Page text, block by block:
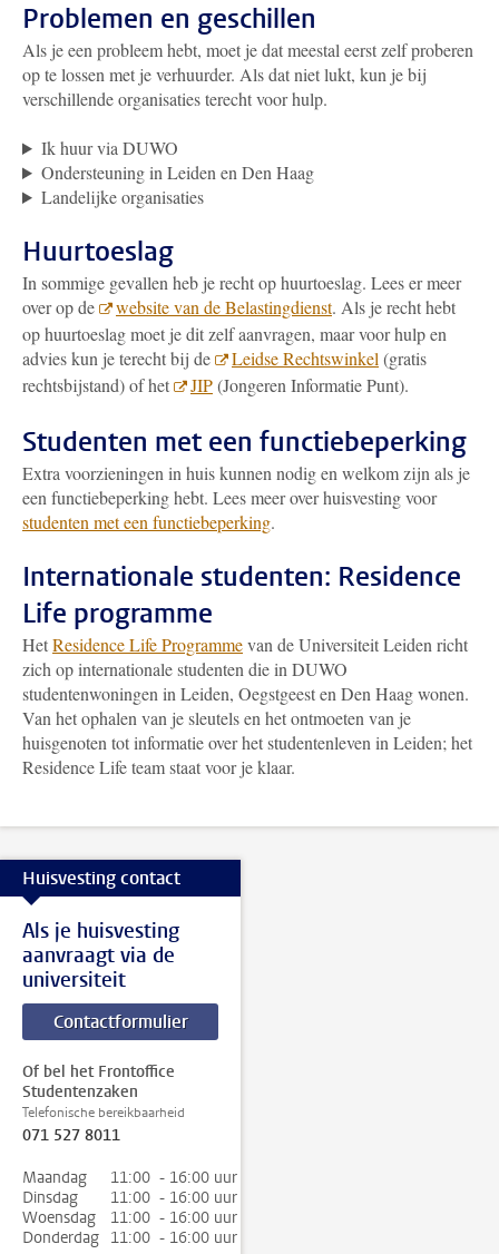
Problemen en geschillen
Als je een probleem hebt, moet je dat meestal eerst zelf proberen
op te lossen met je verhuurder. Als dat niet lukt, kun je bij
verschillende organisaties terecht voor hulp.
Ik huur via DUWO
Ondersteuning in Leiden en Den Haag
Landelijke organisaties
Huurtoeslag
In sommige gevallen heb je recht op huurtoeslag. Lees er meer
over op de
website van de Belastingdienst. Als je recht hebt
op huurtoeslag moet je dit zelf aanvragen, maar voor hulp en
advies kun je terecht bij de
Leidse Rechtswinkel (gratis
rechtsbijstand) of het
JIP(Jongeren Informatie Punt).
Studenten met een functiebeperking
Extra voorzieningen in huis kunnen nodig en welkom zijn als je
een functiebeperking hebt. Lees meer over huisvesting voor
studenten met een functiebeperking.
Internationale studenten: Residence
Life programme
HetResidence Life Programmevan de Universiteit Leiden richt
zich op internationale studenten die in DUWO
studentenwoningen in Leiden, Oegstgeest en Den Haag wonen.
Van het ophalen van je sleutels en het ontmoeten van je
huisgenoten tot informatie over het studentenleven in Leiden; het
Residence Life team staat voor je klaar.
Huisvesting contact
Als je huisvesting
aanvraagt via de
universiteit
Contactformulier
Of bel het Frontoffice
Studentenzaken
Telefonische bereikbaarheid
071 527 8011
Maandag
11:00 - 16:00 uur
Dinsdag
11:00 - 16:00 uur
Woensdag
11:00 - 16:00 uur
Donderdag 11:00 - 16:00 uur